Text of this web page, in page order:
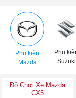
Phụ kiện
Mazda
Phụ
Suzuki
Đồ Chơi Xe Mazda
CX5